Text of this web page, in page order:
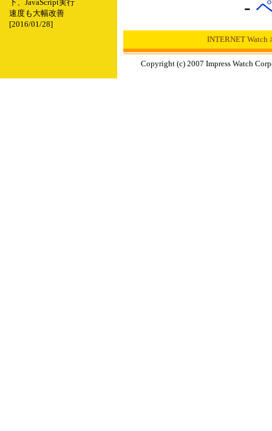
下、JavaScript実行
速度も大幅改善
[2016/01/28]
-
INTERNET Watch
Copyright (c) 2007 Impress Watch